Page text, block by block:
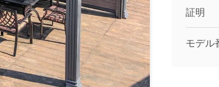
証明
モデル